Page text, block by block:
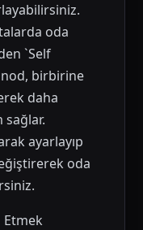
oda
`Self
birbirine
daha
sağlar.
ayarlayıp
oda
Etmek